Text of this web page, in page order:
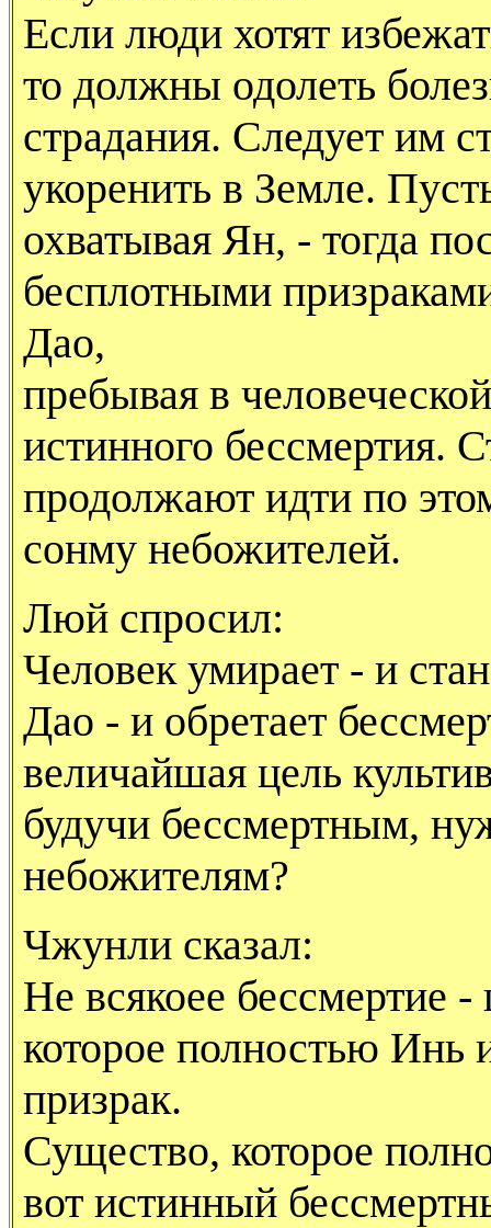
Если люди хотят
то должны одолеть
страдания. Следует им
укоренить в Земле.
охватывая Ян, - тогда
бесплотными
Дао,
пребывая в
истинного бессмертия.
продолжают идти по
сонму небожителей.
Люй спросил:
Человек умирает - и
Дао - и обретает
величайшая цель
будучи бессмертным,
небожителям?
Чжунли сказал:
Не всякоее бессмертие
которое полностью Инь
призрак.
Существо, которое
вот истинный